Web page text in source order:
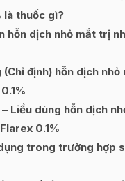
là thuốc gì?
hỗn dịch nhỏ mắt trị
(Chỉ định) hỗn dịch
Liều dùng hỗn dịch
0.1%
trong trường hợp